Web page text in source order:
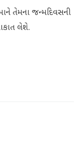
તેમના જન્મદિવસની
લેશે.